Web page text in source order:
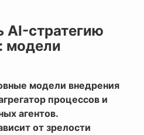
AI-стратегию
модели
модели внедрения
процессов и
агентов.
от зрелости